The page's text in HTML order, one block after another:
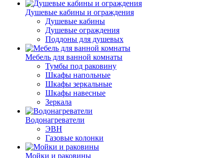
Душевые кабины и ограждения
Душевые кабины
Душевые ограждения
Поддоны для душевых
Мебель для ванной комнаты
Тумбы под раковину
Шкафы напольные
Шкафы зеркальные
Шкафы навесные
Зеркала
Водонагреватели
ЭВН
Газовые колонки
Мойки и раковины